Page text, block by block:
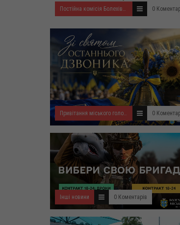
Постійна комісія Болехівської міської ради з питань планування, бюджету, регуляторної політики, місцевих податків і зборів 0
Привітання міського голови 0
Інші новини 0 Коментарів